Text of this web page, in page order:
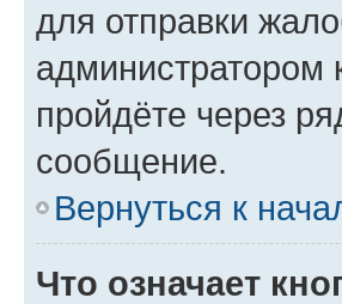
для отправки
администратором
пройдёте через
сообщение.
Вернуться к
Что означает